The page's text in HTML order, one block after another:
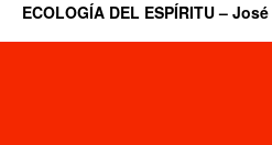
ECOLOGÍA DEL ESPÍRITU –